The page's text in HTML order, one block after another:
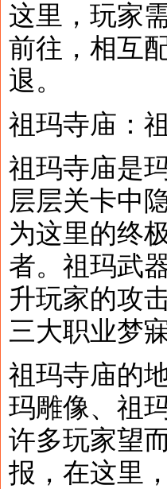
这里，玩家
前往，相互
退。
祖玛寺庙：
祖玛寺庙是
层层关卡中
为这里的终
者。祖玛武
升玩家的攻
三大职业梦
祖玛寺庙的
玛雕像、祖
许多玩家望
报，在这里